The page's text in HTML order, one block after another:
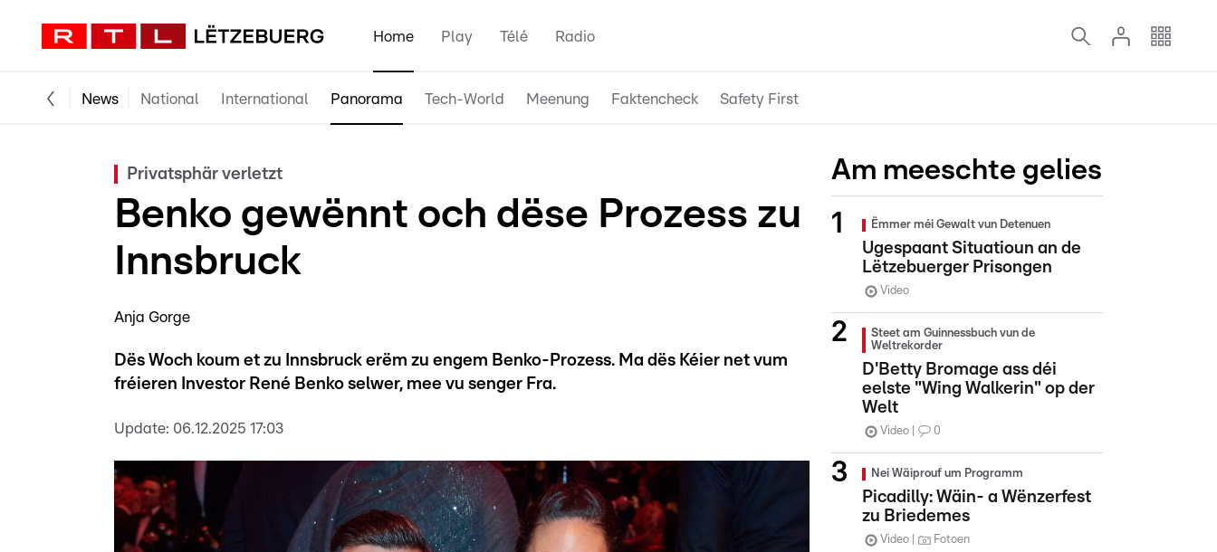
Home Play Télé Radio
News National International Panorama Tech-World Meenung Faktencheck Safety First
Privatsphär verletzt
Benko gewënnt och dëse Prozess zu
Innsbruck
Anja Gorge
Dës Woch koum et zu Innsbruck erëm zu engem Benko-Prozess. Ma dës Kéier net vum
fréieren Investor René Benko selwer, mee vu senger Fra.
Update: 06.12.2025 17:03
Am meeschte gelies
Ëmmer méi Gewalt vun Detenuen
Ugespaant Situatioun an de
Lëtzebuerger Prisongen
Video
Steet am Guinnessbuch vun de
Weltrekorder
D'Betty Bromage ass déi
eelste "Wing Walkerin" op der
Welt
Video 0
Nei Wäiprouf um Programm
Picadilly: Wäin- a Wënzerfest
zu Briedemes
Video Fotoen